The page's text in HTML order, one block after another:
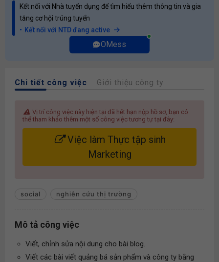
Kết nối với Nhà tuyển dụng để tìm hiểu thêm thông tin và gia
tăng cơ hội trúng tuyển
Kết nối với NTD đang active
OMess
Chi tiết công việc Giới thiệu công ty
Vị trí công việc này hiện tại đã hết hạn nộp hồ sơ, bạn có
thể tham khảo thêm một số công việc tương tự tại đây:
Việc làm Thực tập sinh
Marketing
social nghiên cứu thị trường
Mô tả công việc
Viết, chỉnh sửa nội dung cho bài blog.
Viết các bài viết quảng bá sản phẩm và công ty bằng